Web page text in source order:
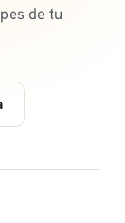
de tu